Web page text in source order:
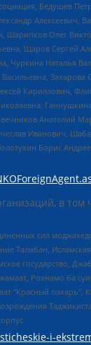
Бедушев
Алексеевич,
Шарипков Олег
Щаров Сергей
Чуркина Наталья
Кириллович,
Анатолий
Иванович,
Борис
в том
сил
Талибан,
государство,
Рохнамо ба
“Красный
i-